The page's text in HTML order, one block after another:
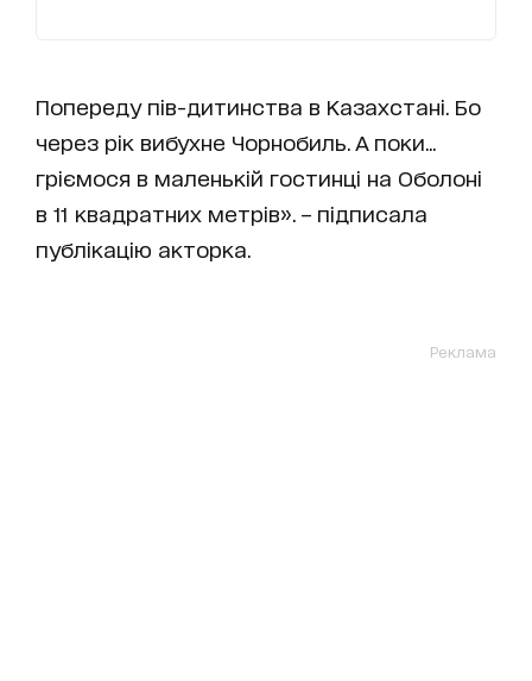
Попереду пів-дитинства в Казахстані. Бо
через рік вибухне Чорнобиль. А поки...
гріємося в маленькій гостинці на Оболоні
в 11 квадратних метрів». – підписала
публікацію акторка.
Реклама